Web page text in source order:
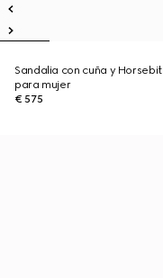
Sandalia con cuña y Horsebit
para mujer
€ 575